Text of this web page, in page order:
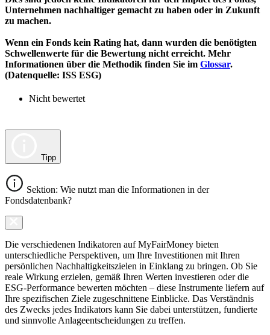
Unternehmen nachhaltiger gemacht zu haben oder in Zukunft
zu machen.
Wenn ein Fonds kein Rating hat, dann wurden die benötigten
Schwellenwerte für die Bewertung nicht erreicht. Mehr
Informationen über die Methodik finden Sie im Glossar.
(Datenquelle: ISS ESG)
Nicht bewertet
Tipp
Sektion: Wie nutzt man die Informationen in der
Fondsdatenbank?
Die verschiedenen Indikatoren auf MyFairMoney bieten
unterschiedliche Perspektiven, um Ihre Investitionen mit Ihren
persönlichen Nachhaltigkeitszielen in Einklang zu bringen. Ob Sie
reale Wirkung erzielen, gemäß Ihren Werten investieren oder die
ESG-Performance bewerten möchten – diese Instrumente liefern auf
Ihre spezifischen Ziele zugeschnittene Einblicke. Das Verständnis
des Zwecks jedes Indikators kann Sie dabei unterstützen, fundierte
und sinnvolle Anlageentscheidungen zu treffen.